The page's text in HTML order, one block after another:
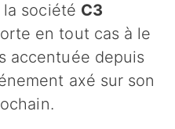
société C3
en tout cas à le
accentuée depuis
axé sur son